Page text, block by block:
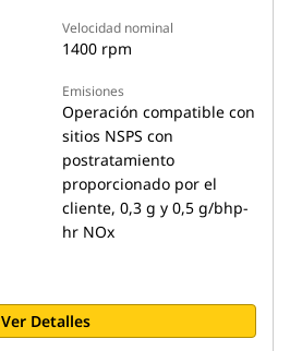
Velocidad nominal
1400 rpm
Emisiones
Operación compatible con
sitios NSPS con
postratamiento
proporcionado por el
cliente, 0,3 g y 0,5 g/bhp-
hr NOx
Ver Detalles